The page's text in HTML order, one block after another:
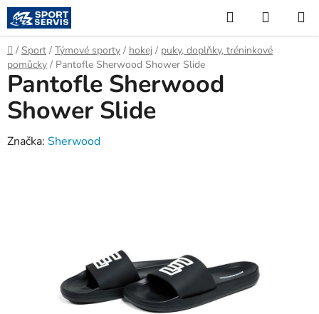
Přejít
na
obsah
Hledat
KOŠÍK
Domů
/ Sport / Týmové sporty / hokej / puky, doplňky, tréninkové
pomůcky / Pantofle Sherwood Shower Slide
Pantofle Sherwood
Shower Slide
Značka: Sherwood